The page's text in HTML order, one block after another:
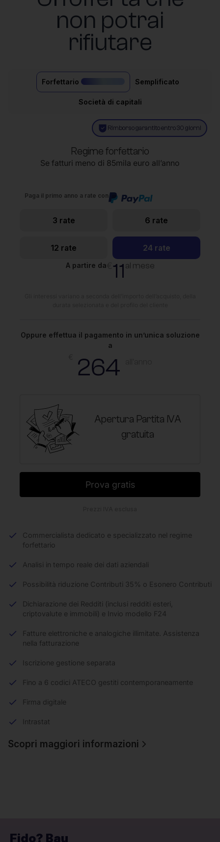
non potrai
rifiutare
Forfettario Semplificato
Società di capitali
Rimborso garantito entro 30 giorni
Regime forfettario
Se fatturi meno di 85mila euro all’anno
Paga il primo anno a rate con
3 rate 6 rate
12 rate 24 rate
A partire da 11al mese
Oppure effettua il pagamento in un’unica soluzione
a
264
Apertura Partita IVA
gratuita
Prova gratis
Commercialista dedicato e specializzato nel regime
forfettario
Analisi in tempo reale dei dati aziendali
Possibilità riduzione Contributi 35% o Esonero Contributi
Dichiarazione dei Redditi (inclusi redditi esteri,
criptovalute e immobili) e Invio modello F24
Fatture elettroniche e analogiche illimitate. Assistenza
nella fatturazione
Iscrizione gestione separata
Fino a 6 codici ATECO gestiti contemporaneamente
Firma digitale
Intrastat
Scopri maggiori informazioni
Fido? Bau